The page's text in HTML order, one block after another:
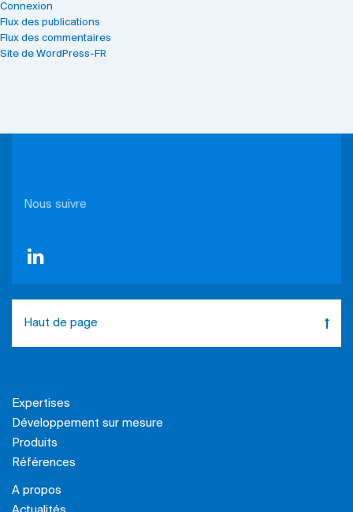
Connexion
Flux des publications
Flux des commentaires
Site de WordPress-FR
Nous suivre
Haut de page
Expertises
Développement sur mesure
Produits
Références
A propos